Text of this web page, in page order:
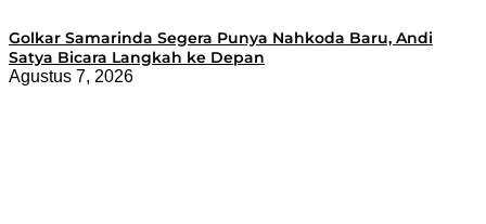
Golkar Samarinda Segera Punya Nahkoda Baru, Andi
Satya Bicara Langkah ke Depan
Agustus 7, 2026